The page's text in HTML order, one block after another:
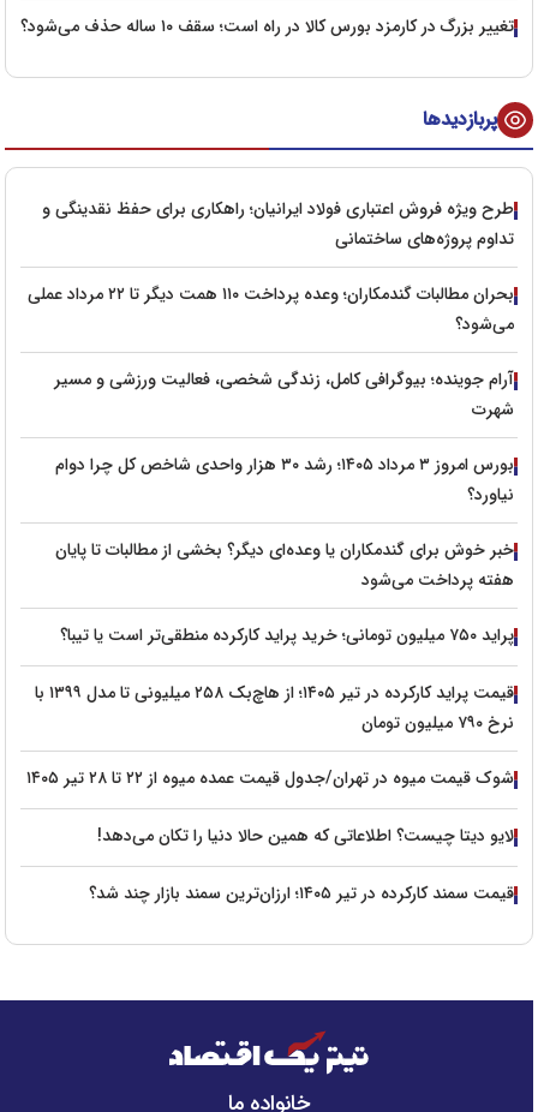
تغییر بزرگ در کارمزد بورس کالا در راه است؛ سقف ۱۰ ساله حذف می‌شود؟
پربازدیدها
طرح ویژه فروش اعتباری فولاد ایرانیان؛ راهکاری برای حفظ نقدینگی و
تداوم پروژه‌های ساختمانی
بحران مطالبات گندمکاران؛ وعده پرداخت ۱۱۰ همت دیگر تا ۲۲ مرداد عملی
می‌شود؟
آرام جوینده؛ بیوگرافی کامل، زندگی شخصی، فعالیت ورزشی و مسیر
شهرت
بورس امروز ۳ مرداد ۱۴۰۵؛ رشد ۳۰ هزار واحدی شاخص کل چرا دوام
نیاورد؟
خبر خوش برای گندمکاران یا وعده‌ای دیگر؟ بخشی از مطالبات تا پایان
هفته پرداخت می‌شود
پراید ۷۵۰ میلیون تومانی؛ خرید پراید کارکرده منطقی‌تر است یا تیبا؟
قیمت پراید کارکرده در تیر ۱۴۰۵؛ از هاچ‌بک ۲۵۸ میلیونی تا مدل ۱۳۹۹ با
نرخ ۷۹۰ میلیون تومان
شوک قیمت میوه در تهران/جدول قیمت عمده میوه از ۲۲ تا ۲۸ تیر ۱۴۰۵
لایو دیتا چیست؟ اطلاعاتی که همین حالا دنیا را تکان می‌دهد!
قیمت سمند کارکرده در تیر ۱۴۰۵؛ ارزان‌ترین سمند بازار چند شد؟
خانواده ما